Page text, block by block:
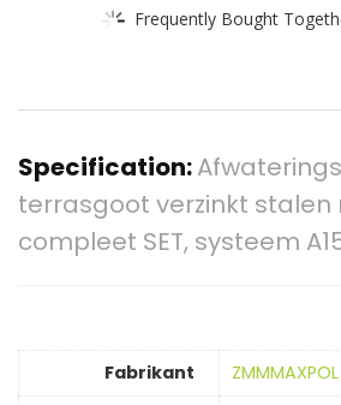
Frequently Bought
Specification:
terrasgoot verzinkt stalen
compleet SET, systeem
Fabrikant
‎ZMMMAXPOL